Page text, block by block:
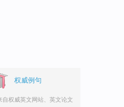
权威例句
自权威英文网站、英文论文